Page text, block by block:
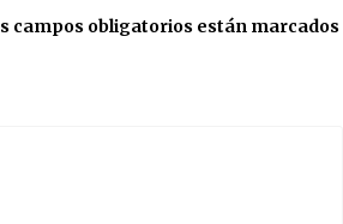
campos obligatorios están marcados